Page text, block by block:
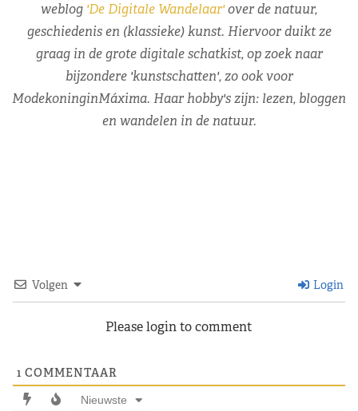
weblog 'De Digitale Wandelaar'over de natuur,
geschiedenis en (klassieke) kunst. Hiervoor duikt ze
graag in de grote digitale schatkist, op zoek naar
bijzondere 'kunstschatten', zo ook voor
ModekoninginMáxima. Haar hobby's zijn: lezen, bloggen
en wandelen in de natuur.
Volgen Login
Please login to comment
1 COMMENTAAR
Nieuwste